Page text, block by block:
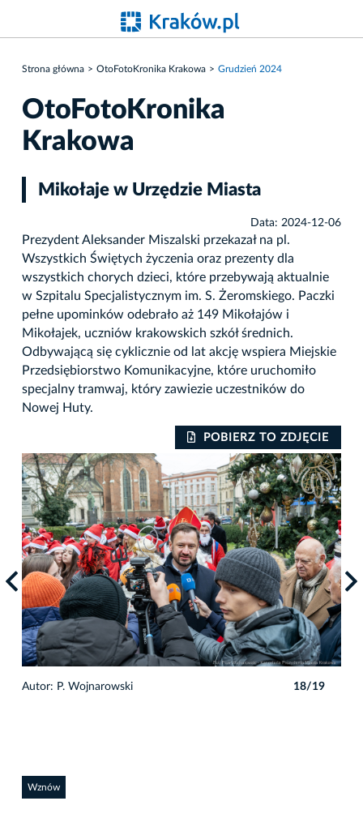
Strona główna OtoFotoKronika Krakowa Grudzień 2024
OtoFotoKronika
Krakowa
Mikołaje w Urzędzie Miasta
Data: 2024-12-06
Prezydent Aleksander Miszalski przekazał na pl.
Wszystkich Świętych życzenia oraz prezenty dla
wszystkich chorych dzieci, które przebywają aktualnie
w Szpitalu Specjalistycznym im. S. Żeromskiego. Paczki
pełne upominków odebrało aż 149 Mikołajów i
Mikołajek, uczniów krakowskich szkół średnich.
Odbywającą się cyklicznie od lat akcję wspiera Miejskie
Przedsiębiorstwo Komunikacyjne, które uruchomiło
specjalny tramwaj, który zawiezie uczestników do
Nowej Huty.
POBIERZ TO ZDJĘCIE
Autor: P. Wojnarowski 18/19
Wznów